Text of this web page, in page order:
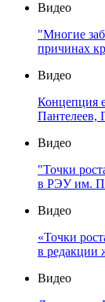
Видео
"Многие
причинах
Видео
Концепция
Пантелеев,
Видео
"Точки
в РЭУ им.
Видео
«Точки
в редакции
Видео